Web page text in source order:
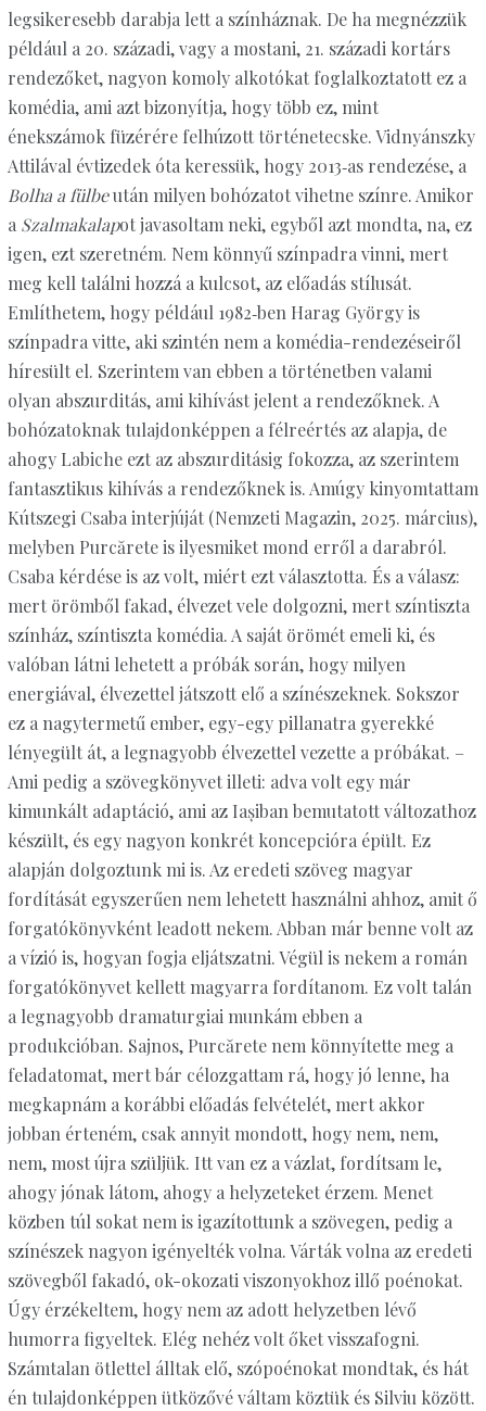
legsikeresebb darabja lett a színháznak. De ha megnézzük
például a 20. századi, vagy a mostani, 21. századi kortárs
rendezőket, nagyon komoly alkotókat foglalkoztatott ez a
komédia, ami azt bizonyítja, hogy több ez, mint
énekszámok füzérére felhúzott történetecske. Vidnyánszky
Attilával évtizedek óta keressük, hogy 2013‑as rendezése, a
Bolha a fülbeután milyen bohózatot vihetne színre. Amikor
a Szalmakalapot javasoltam neki, egyből azt mondta, na, ez
igen, ezt szeretném. Nem könnyű színpadra vinni, mert
meg kell találni hozzá a kulcsot, az előadás stílusát.
Említhetem, hogy például 1982‑ben Harag György is
színpadra vitte, aki szintén nem a komédia-rendezéseiről
híresült el. Szerintem van ebben a történetben valami
olyan abszurditás, ami kihívást jelent a rendezőknek. A
bohózatoknak tulajdonképpen a félreértés az alapja, de
ahogy Labiche ezt az abszurditásig fokozza, az szerintem
fantasztikus kihívás a rendezőknek is. Amúgy kinyomtattam
Kútszegi Csaba interjúját (Nemzeti Magazin, 2025. március),
melyben Purcărete is ilyesmiket mond erről a darabról.
Csaba kérdése is az volt, miért ezt választotta. És a válasz:
mert örömből fakad, élvezet vele dolgozni, mert színtiszta
színház, színtiszta komédia. A saját örömét emeli ki, és
valóban látni lehetett a próbák során, hogy milyen
energiával, élvezettel játszott elő a színészeknek. Sokszor
ez a nagytermetű ember, egy-egy pillanatra gyerekké
lényegült át, a legnagyobb élvezettel vezette a próbákat. –
Ami pedig a szövegkönyvet illeti: adva volt egy már
kimunkált adaptáció, ami az Iașiban bemutatott változathoz
készült, és egy nagyon konkrét koncepcióra épült. Ez
alapján dolgoztunk mi is. Az eredeti szöveg magyar
fordítását egyszerűen nem lehetett használni ahhoz, amit ő
forgatókönyvként leadott nekem. Abban már benne volt az
a vízió is, hogyan fogja eljátszatni. Végül is nekem a román
forgatókönyvet kellett magyarra fordítanom. Ez volt talán
a legnagyobb dramaturgiai munkám ebben a
produkcióban. Sajnos, Purcărete nem könnyítette meg a
feladatomat, mert bár célozgattam rá, hogy jó lenne, ha
megkapnám a korábbi előadás felvételét, mert akkor
jobban érteném, csak annyit mondott, hogy nem, nem,
nem, most újra szüljük. Itt van ez a vázlat, fordítsam le,
ahogy jónak látom, ahogy a helyzeteket érzem. Menet
közben túl sokat nem is igazítottunk a szövegen, pedig a
színészek nagyon igényelték volna. Várták volna az eredeti
szövegből fakadó, ok-okozati viszonyokhoz illő poénokat.
Úgy érzékeltem, hogy nem az adott helyzetben lévő
humorra figyeltek. Elég nehéz volt őket visszafogni.
Számtalan ötlettel álltak elő, szópoénokat mondtak, és hát
én tulajdonképpen ütközővé váltam köztük és Silviu között.